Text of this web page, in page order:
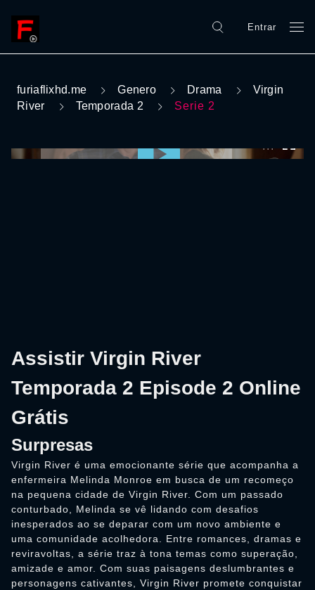
Entrar
furiaflixhd.me Genero Drama
Virgin
River
Temporada 2 Serie 2
Assistir Virgin River
Temporada 2 Episode 2 Online
Grátis
Surpresas
Virgin River é uma emocionante série que acompanha a
enfermeira Melinda Monroe em busca de um recomeço
na pequena cidade de Virgin River. Com um passado
conturbado, Melinda se vê lidando com desafios
inesperados ao se deparar com um novo ambiente e
uma comunidade acolhedora. Entre romances, dramas e
reviravoltas, a série traz à tona temas como superação,
amizade e amor. Com suas paisagens deslumbrantes e
personagens cativantes, Virgin River promete conquistar